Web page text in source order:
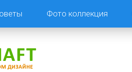
Фото коллекция